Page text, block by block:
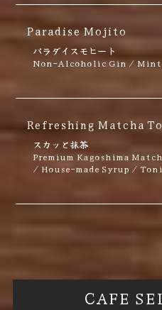
Paradise Mojito
パラダイスモヒート
Non-Alcoholic Gin / Mint
Refreshing Matcha
スカッと抹茶
Premium Kagoshima
/ House-made Syrup /
CAFE